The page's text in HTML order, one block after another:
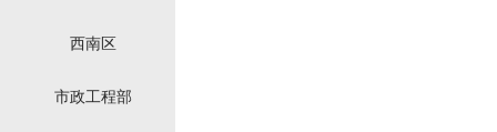
西南区
市政工程部